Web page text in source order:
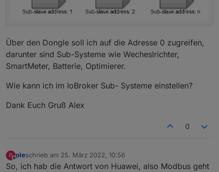
Über den Dongle soll ich auf die Adresse 0 zugreifen,
darunter sind Sub-Systeme wie Wecheslrichter,
SmartMeter, Batterie, Optimierer.
Wie kann ich im IoBroker Sub- Systeme einstellen?
Dank Euch Gruß Alex
0
P
Offline
pleschrieb am 25. März 2022, 10:56
zuletzt editiert von
So, ich hab die Antwort von Huawei, also Modbus geht